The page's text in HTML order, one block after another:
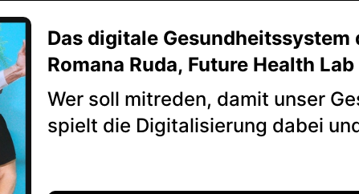
Das digitale
Romana Ruda, Future Health
Wer soll mitreden, damit unser
spielt die Digitalisierung dabei